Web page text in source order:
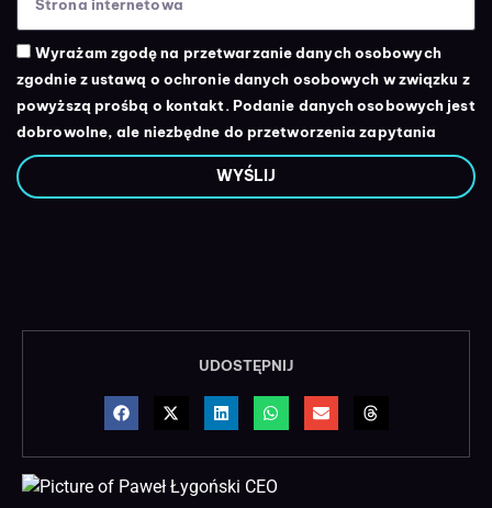
Wyrażam zgodę na przetwarzanie danych osobowych
zgodnie z ustawą o ochronie danych osobowych w związku z
powyższą prośbą o kontakt. Podanie danych osobowych jest
dobrowolne, ale niezbędne do przetworzenia zapytania
WYŚLIJ
UDOSTĘPNIJ